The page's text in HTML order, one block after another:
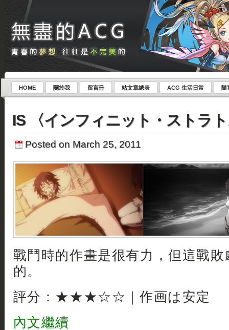
HOME 關於我 留言冊 站文章總表 ACG 生活日常 隨
IS 〈インフィニット・ストラ
Posted on March 25, 2011
戰鬥時的作畫是很有力，但這戰
的。
評分：★★★☆☆｜作画は安定
內文繼續